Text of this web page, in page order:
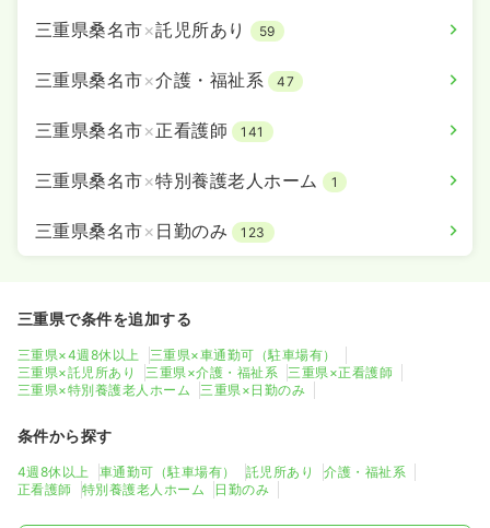
三重県桑名市×託児所あり 59
三重県桑名市×介護・福祉系 47
三重県桑名市×正看護師 141
三重県桑名市×特別養護老人ホーム 1
三重県桑名市× 日勤のみ 123
三重県で条件を追加する
三重県×4週8休以上
三重県×車通勤可（駐車場有）
三重県×託児所あり
三重県×介護・福祉系
三重県×正看護師
三重県×特別養護老人ホーム
三重県×日勤のみ
条件から探す
4週8休以上 車通勤可（駐車場有） 託児所あり
介護・福祉系
正看護師
特別養護老人ホーム 日勤のみ